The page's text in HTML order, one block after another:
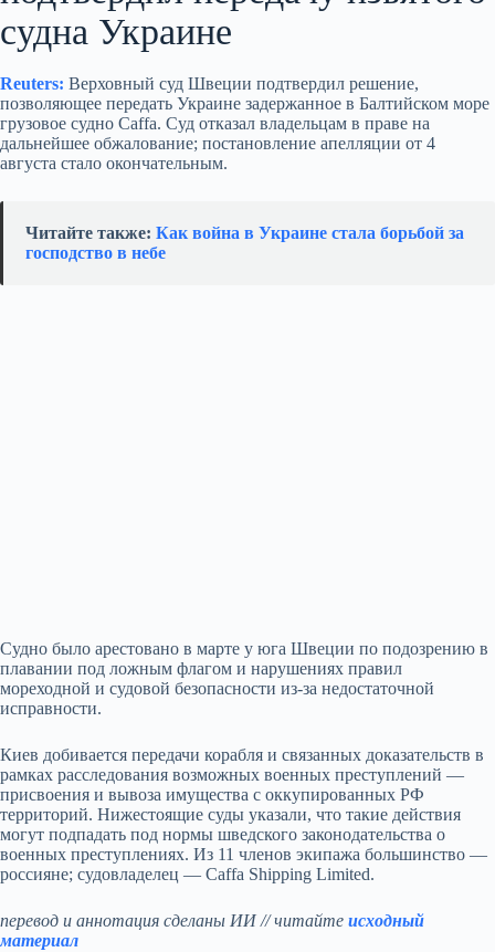
судна Украине
Reuters: Верховный суд Швеции подтвердил решение,
позволяющее передать Украине задержанное в Балтийском море
грузовое судно Caffa. Суд отказал владельцам в праве на
дальнейшее обжалование; постановление апелляции от 4
августа стало окончательным.
Читайте также: Как война в Украине стала борьбой за
господство в небе
Судно было арестовано в марте у юга Швеции по подозрению в
плавании под ложным флагом и нарушениях правил
мореходной и судовой безопасности из‑за недостаточной
исправности.
Киев добивается передачи корабля и связанных доказательств в
рамках расследования возможных военных преступлений —
присвоения и вывоза имущества с оккупированных РФ
территорий. Нижестоящие суды указали, что такие действия
могут подпадать под нормы шведского законодательства о
военных преступлениях. Из 11 членов экипажа большинство —
россияне; судовладелец — Caffa Shipping Limited.
перевод и аннотация сделаны ИИ // читайте исходный
материал